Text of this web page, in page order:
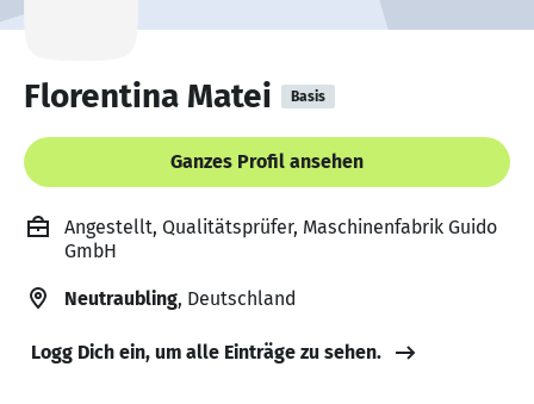
Florentina Matei Basis
Ganzes Profil ansehen
Angestellt, Qualitätsprüfer, Maschinenfabrik Guido
GmbH
Neutraubling, Deutschland
Logg Dich ein, um alle Einträge zu sehen.